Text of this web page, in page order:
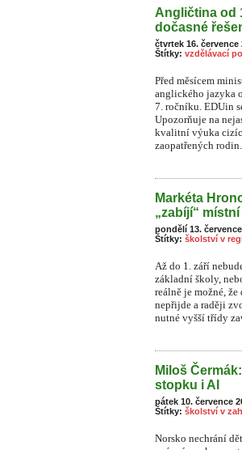
Angličtina od
dočasné
čtvrtek 16. července
Štítky: vzdělávací
Před měsícem
anglického jazyka
7. ročníku. EDUin
Upozorňuje na
kvalitní výuka
zaopatřených rodin.
Markéta
„zabíjí“
pondělí 13.
Štítky: školství v
Až do 1. září
základní školy,
reálně je možné,
nepřijde a raději
nutné vyšší třídy
Miloš
stopku i AI
pátek 10. července
Štítky: školství v
Norsko nechrání